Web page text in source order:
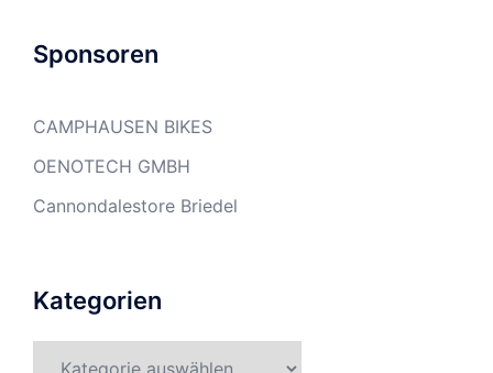
Sponsoren
CAMPHAUSEN BIKES
OENOTECH GMBH
Cannondalestore Briedel
Kategorien